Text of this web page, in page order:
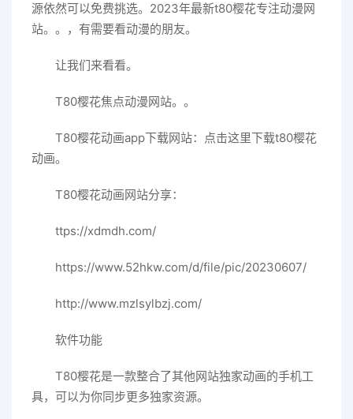
源依然可以免费挑选。2023年最新t80樱花专注动漫网
站。。，有需要看动漫的朋友。
让我们来看看。
T80樱花焦点动漫网站。。
T80樱花动画app下载网站：点击这里下载t80樱花
动画。
T80樱花动画网站分享：
ttps://xdmdh.com/
https://www.52hkw.com/d/file/pic/20230607/
http://www.mzlsylbzj.com/
软件功能
T80樱花是一款整合了其他网站独家动画的手机工
具，可以为你同步更多独家资源。